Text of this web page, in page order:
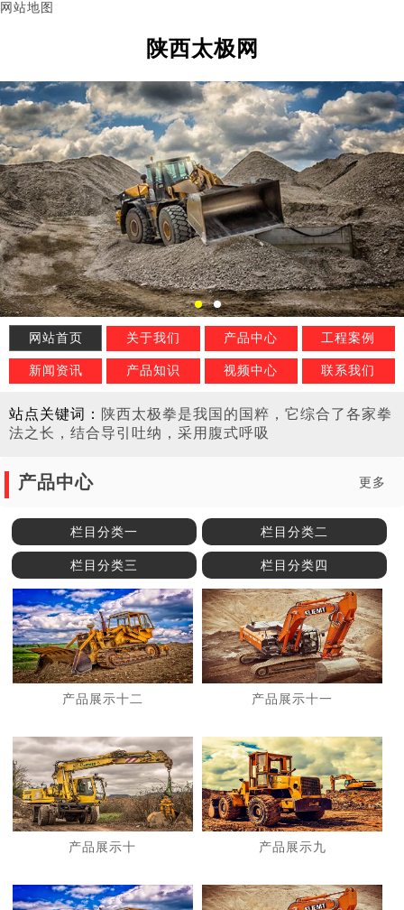
网站地图
陕西太极网
网站首页 关于我们 产品中心 工程案例
新闻资讯 产品知识 视频中心 联系我们
站点关键词： 陕西太极拳是我国的国粹，它综合了各家拳
法之长，结合导引吐纳，采用腹式呼吸
产品中心 更多
栏目分类一 栏目分类二
栏目分类三 栏目分类四
产品展示十二 产品展示十一
产品展示十 产品展示九